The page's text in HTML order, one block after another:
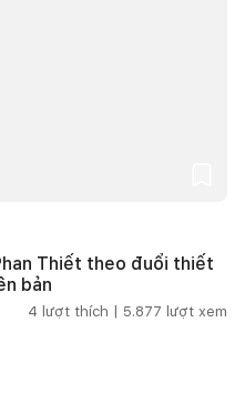
Thiết theo đuổi thiết
bản
4 lượt thích | 5.877 lượt xem